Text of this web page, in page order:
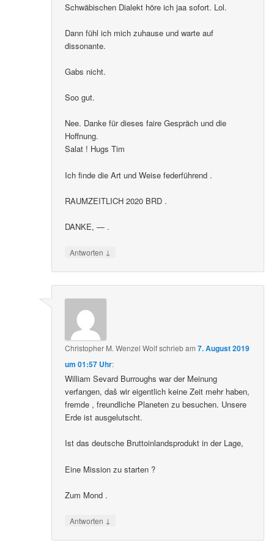
Schwäbischen Dialekt höre ich jaa sofort. Lol.
Dann fühl ich mich zuhause und warte auf
dissonante.
Gabs nicht.
Soo gut.
Nee. Danke für dieses faire Gespräch und die
Hoffnung.
Salat ! Hugs Tim
Ich finde die Art und Weise federführend .
RAUMZEITLICH 2020 BRD .
DANKE, — .
Antworten ↓
Christopher M. Wenzel Wolfschriebam7. August 2019
um 01:57 Uhr:
William Sevard Burroughs war der Meinung
verfangen, daš wir eigentlich keine Zeit mehr haben,
fremde , freundliche Planeten zu besuchen. Unsere
Erde ist ausgelutscht.
Ist das deutsche Bruttoinlandsprodukt in der Lage,
Eine Mission zu starten ?
Zum Mond .
Antworten ↓